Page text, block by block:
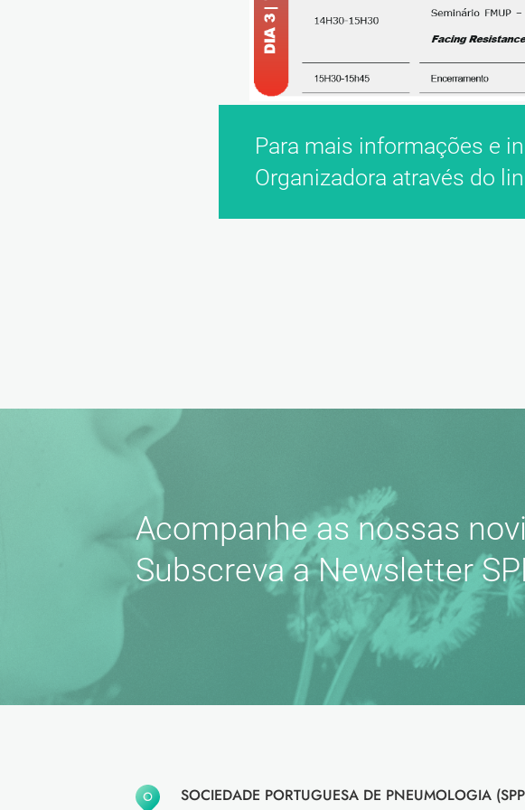
Para mais informações e
Organizadora através do
Acompanhe as nossas
Subscreva a Newsletter
SOCIEDADE PORTUGUESA DE PNEUMOLOGIA